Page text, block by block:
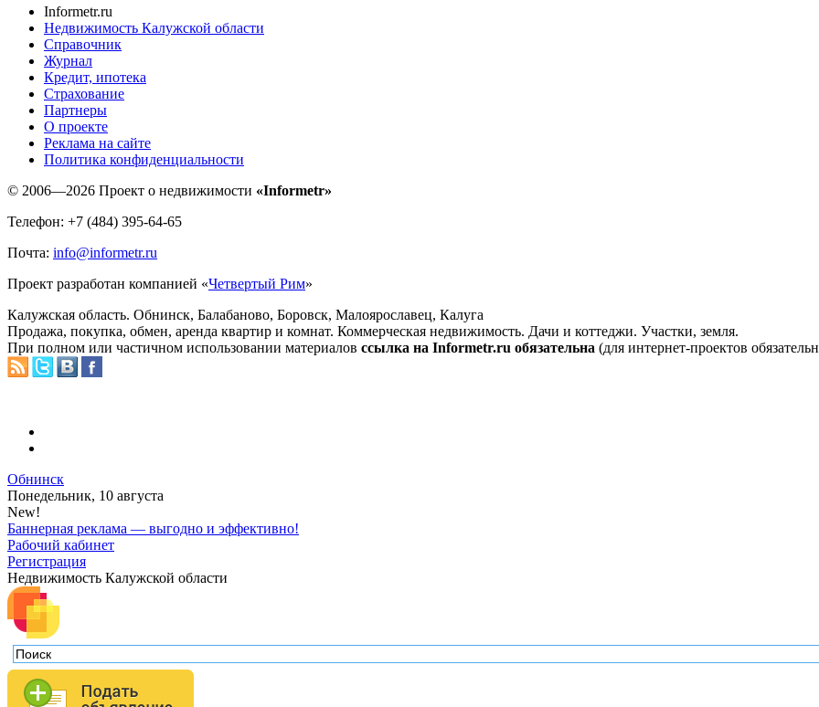
Informetr.ru
Недвижимость Калужской области
Справочник
Журнал
Кредит, ипотека
Страхование
Партнеры
O проекте
Реклама на сайте
Политика конфиденциальности
© 2006—2026 Проект о недвижимости «Informetr»
Телефон: +7 (484) 395-64-65
Почта: info@informetr.ru
Проект разработан компанией «Четвертый Рим»
Калужская область. Обнинск, Балабаново, Боровск, Малоярославец, Калуга
Продажа, покупка, обмен, аренда квартир и комнат. Коммерческая недвижимость. Дачи и коттеджи. Участки, земля.
При полном или частичном использовании материалов ссылка на Informetr.ru обязательна (для интернет-проектов
Обнинск
Понедельник, 10 августа
New!
Баннерная реклама — выгодно и эффективно!
Рабочий кабинет
Регистрация
Недвижимость Калужской области